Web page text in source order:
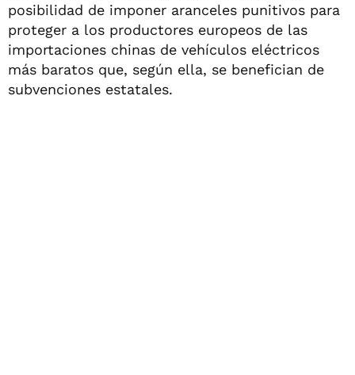
posibilidad de imponer aranceles punitivos para
proteger a los productores europeos de las
importaciones chinas de vehículos eléctricos
más baratos que, según ella, se benefician de
subvenciones estatales.